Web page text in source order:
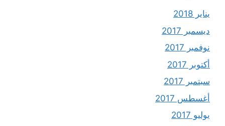
يناير 2018
ديسمبر 2017
نوفمبر 2017
أكتوبر 2017
سبتمبر 2017
أغسطس 2017
يوليو 2017